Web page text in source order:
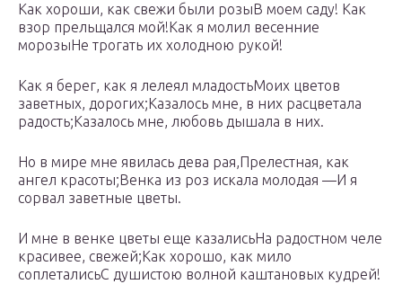
Как хороши, как свежи были розыВ моем саду! Как
взор прельщался мой!Как я молил весенние
морозыНе трогать их холодною рукой!
Как я берег, как я лелеял младостьМоих цветов
заветных, дорогих;Казалось мне, в них расцветала
радость;Казалось мне, любовь дышала в них.
Но в мире мне явилась дева рая,Прелестная, как
ангел красоты;Венка из роз искала молодая —И я
сорвал заветные цветы.
И мне в венке цветы еще казалисьНа радостном челе
красивее, свежей;Как хорошо, как мило
соплеталисьС душистою волной каштановых кудрей!